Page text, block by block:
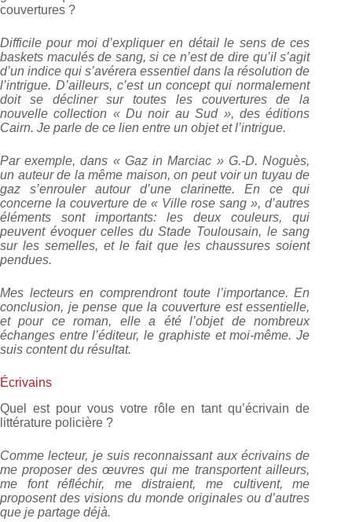
couvertures ?
Difficile pour moi d’expliquer en détail le sens de ces
baskets maculés de sang, si ce n’est de dire qu’il s’agit
d’un indice qui s’avérera essentiel dans la résolution de
l’intrigue. D’ailleurs, c’est un concept qui normalement
doit se décliner sur toutes les couvertures de la
nouvelle collection « Du noir au Sud », des éditions
Cairn. Je parle de ce lien entre un objet et l’intrigue.
Par exemple, dans « Gaz in Marciac » G.-D. Noguès,
un auteur de la même maison, on peut voir un tuyau de
gaz s’enrouler autour d’une clarinette. En ce qui
concerne la couverture de « Ville rose sang », d’autres
éléments sont importants: les deux couleurs, qui
peuvent évoquer celles du Stade Toulousain, le sang
sur les semelles, et le fait que les chaussures soient
pendues.
Mes lecteurs en comprendront toute l’importance. En
conclusion, je pense que la couverture est essentielle,
et pour ce roman, elle a été l’objet de nombreux
échanges entre l’éditeur, le graphiste et moi-même. Je
suis content du résultat.
Écrivains
Quel est pour vous votre rôle en tant qu’écrivain de
littérature policière ?
Comme lecteur, je suis reconnaissant aux écrivains de
me proposer des œuvres qui me transportent ailleurs,
me font réfléchir, me distraient, me cultivent, me
proposent des visions du monde originales ou d’autres
que je partage déjà.